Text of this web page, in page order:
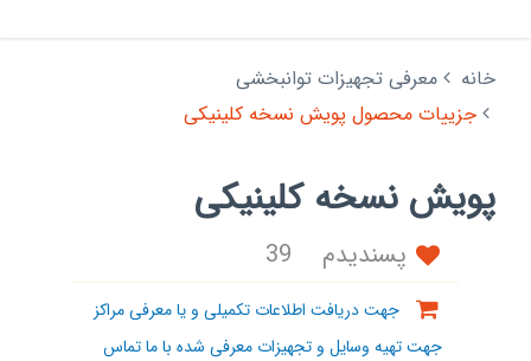
خانه
معرفی تجهیزات توانبخشی
جزییات محصول پویش نسخه کلینیکی
پویش نسخه کلینیکی
پسندیدم 39
جهت دریافت اطلاعات تکمیلی و یا معرفی مراکز
جهت تهیه وسایل و تجهیزات معرفی شده با ما تماس